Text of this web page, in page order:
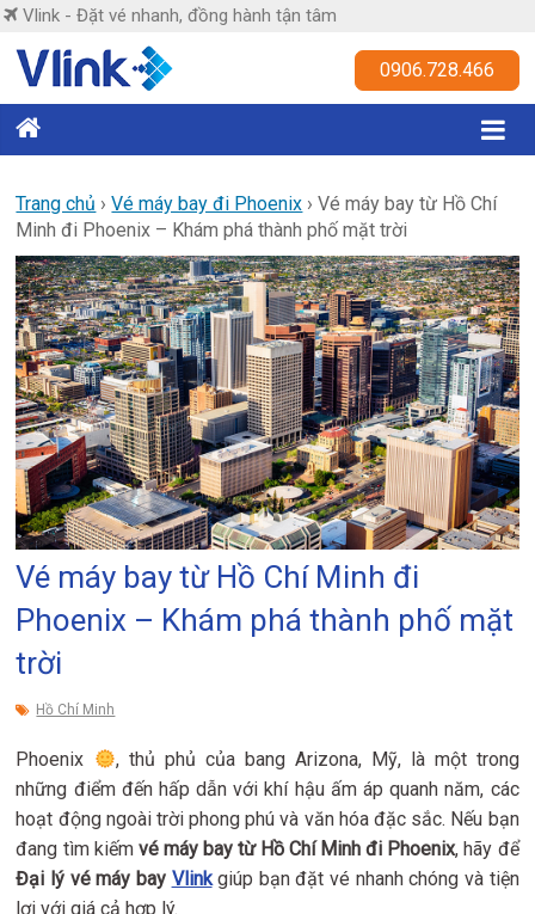
Skip
content
Vlink - Đặt vé nhanh, đồng hành tận tâm
Vlink
nhanh,
đồng
hành
tận
tâm
0906.728.466
Trang chủ ›Vé máy bay đi Phoenix ›Vé máy bay từ Hồ Chí
Minh đi Phoenix – Khám phá thành phố mặt trời
Vé máy bay từ Hồ Chí Minh đi
Phoenix – Khám phá thành phố mặt
trời
Hồ Chí Minh
Phoenix
, thủ phủ của bang Arizona, Mỹ, là một trong
những điểm đến hấp dẫn với khí hậu ấm áp quanh năm, các
hoạt động ngoài trời phong phú và văn hóa đặc sắc. Nếu bạn
đang tìm kiếm vé máy bay từ Hồ Chí Minh đi Phoenix, hãy để
Đại lý vé máy bay Vlinkgiúp bạn đặt vé nhanh chóng và tiện
lợi với giá cả hợp lý.